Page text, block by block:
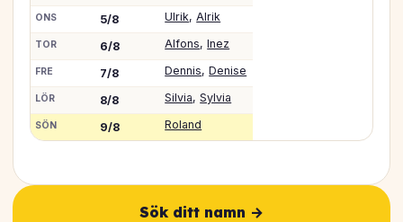
ONS 5/8 Ulrik, Alrik
TOR 6/8 Alfons,Inez
FRE 7/8 Dennis,Denise
LÖR 8/8 Silvia,Sylvia
SÖN 9/8 Roland
Sök ditt namn →